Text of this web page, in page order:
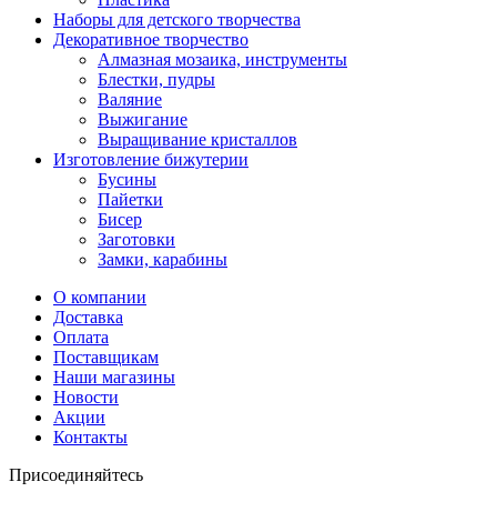
Наборы для детского творчества
Декоративное творчество
Алмазная мозаика, инструменты
Блестки, пудры
Валяние
Выжигание
Выращивание кристаллов
Изготовление бижутерии
Бусины
Пайетки
Бисер
Заготовки
Замки, карабины
О компании
Доставка
Оплата
Поставщикам
Наши магазины
Новости
Акции
Контакты
Присоединяйтесь